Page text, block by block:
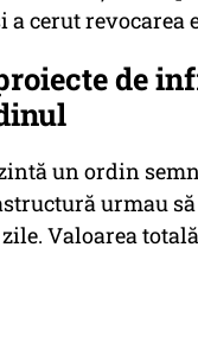
cerut revocarea
de
un ordin
urmau să
Valoarea